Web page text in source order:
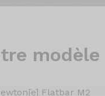
modèle